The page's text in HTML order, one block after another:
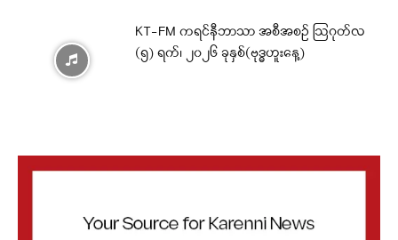
KT-FM ကရင်နီဘာသာ အစီအစဉ် ဩဂုတ်လ
(၅) ရက်၊ ၂၀၂၆ ခုနှစ်(ဗုဒ္ဓဟူးနေ့)